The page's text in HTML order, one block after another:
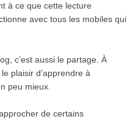
à ce que cette lecture
avec tous les mobiles qui
c’est aussi le partage. À
plaisir d’apprendre à
peu mieux.
de certains